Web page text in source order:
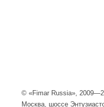
© «Fimar Russia»,
Москва, шоссе